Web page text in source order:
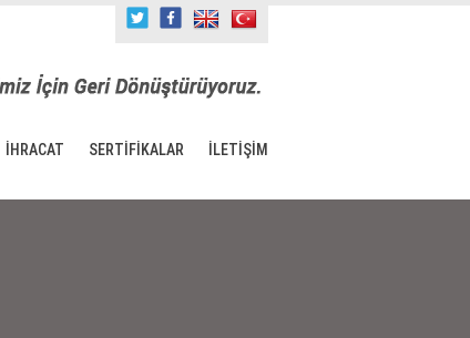
İHRACAT SERTİFİKALAR İLETİŞİM